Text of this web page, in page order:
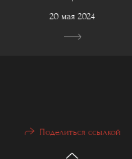
20 мая 2024
Поделиться ссылкой